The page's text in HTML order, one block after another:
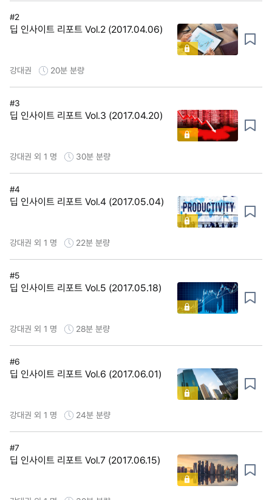
#2
딥 인사이트 리포트 Vol.2 (2017.04.06)
강대권 20분 분량
#3
딥 인사이트 리포트 Vol.3 (2017.04.20)
강대권 외 1 명 30분 분량
#4
딥 인사이트 리포트 Vol.4 (2017.05.04)
강대권 외 1 명 22분 분량
#5
딥 인사이트 리포트 Vol.5 (2017.05.18)
강대권 외 1 명 28분 분량
#6
딥 인사이트 리포트 Vol.6 (2017.06.01)
강대권 외 1 명 24분 분량
#7
딥 인사이트 리포트 Vol.7 (2017.06.15)